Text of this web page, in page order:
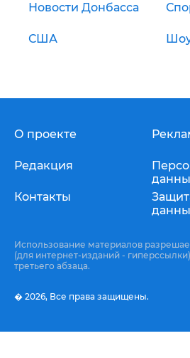
Новости Донбасса
США
О проекте
Редакция
Контакты
Использование материалов
(для интернет-изданий -
третьего абзаца.
� 2026, Все права защищены.